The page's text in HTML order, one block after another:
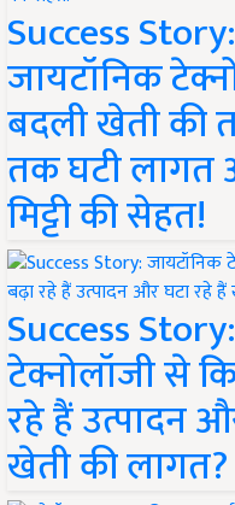
Success
जायटॉनिक
बदली खेती की
तक घटी लागत
मिट्टी की सेहत!
Success
टेक्नोलॉजी से
रहे हैं उत्पादन
खेती की लागत?